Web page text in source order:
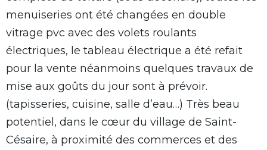
menuiseries ont été changées en double
vitrage pvc avec des volets roulants
électriques, le tableau électrique a été refait
pour la vente néanmoins quelques travaux de
mise aux goûts du jour sont à prévoir.
(tapisseries, cuisine, salle d’eau…) Très beau
potentiel, dans le cœur du village de Saint-
Césaire, à proximité des commerces et des